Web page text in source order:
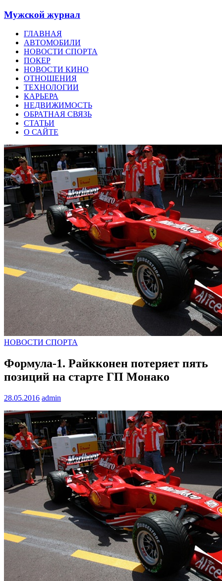
Мужской журнал
ГЛАВНАЯ
АВТОМОБИЛИ
НОВОСТИ СПОРТА
ПОКЕР
НОВОСТИ КИНО
ОТНОШЕНИЯ
ТЕХНОЛОГИИ
КАРЬЕРА
НЕДВИЖИМОСТЬ
ОБРАТНАЯ СВЯЗЬ
СТАТЬИ
О САЙТЕ
НОВОСТИ СПОРТА
Формула-1. Райкконен потеряет пять
позиций на старте ГП Монако
28.05.2016 admin